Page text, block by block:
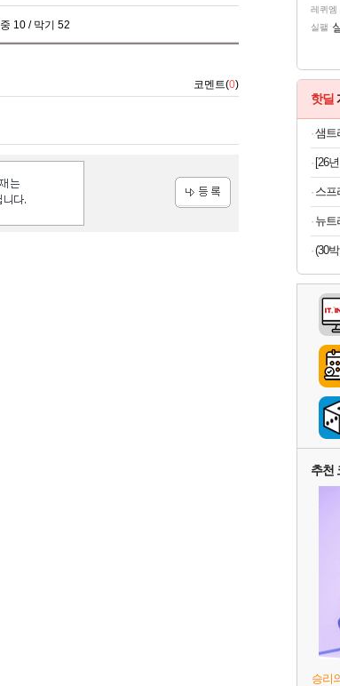
10 / 막기 52
코멘트(0)
레퀴엠
실팰
핫딜
스프
추천
승리